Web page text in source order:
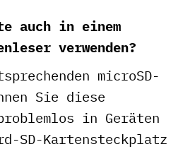
auch in einem
verwenden?
microSD-
Sie diese
in Geräten
SD-Kartensteckplatz